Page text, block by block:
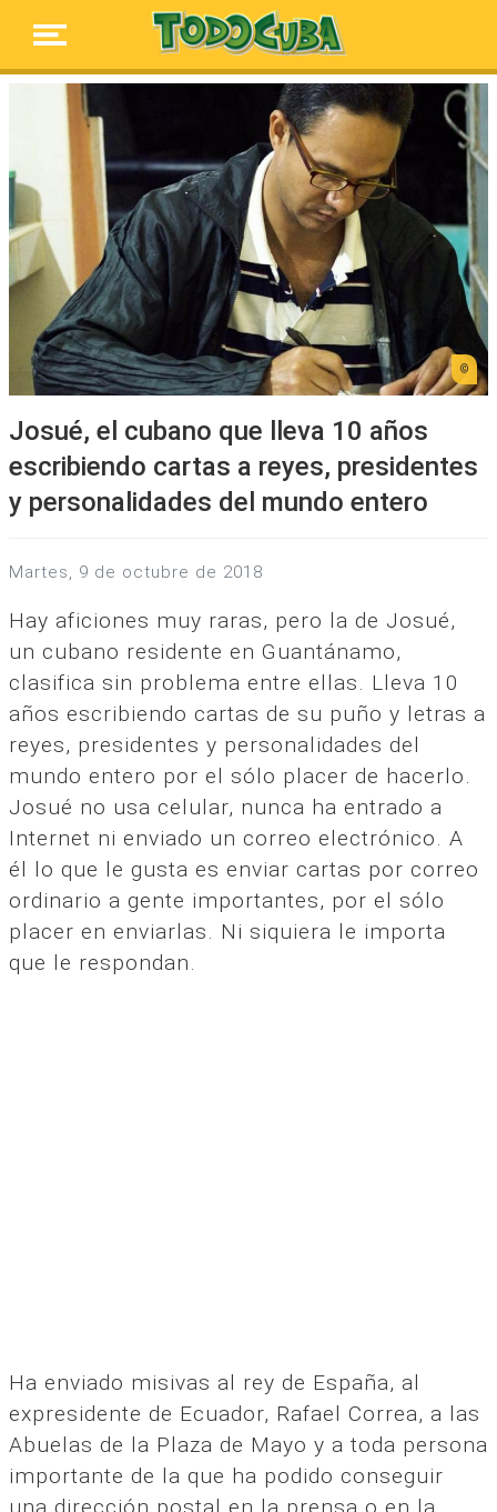
Josué, el cubano que lleva 10 años
escribiendo cartas a reyes, presidentes
y personalidades del mundo entero
martes, 9 de octubre de 2018
Hay aficiones muy raras, pero la de Josué,
un cubano residente en Guantánamo,
clasifica sin problema entre ellas. Lleva 10
años escribiendo cartas de su puño y letras a
reyes, presidentes y personalidades del
mundo entero por el sólo placer de hacerlo.
Josué no usa celular, nunca ha entrado a
Internet ni enviado un correo electrónico. A
él lo que le gusta es enviar cartas por correo
ordinario a gente importantes, por el sólo
placer en enviarlas. Ni siquiera le importa
que le respondan.
Ha enviado misivas al rey de España, al
expresidente de Ecuador, Rafael Correa, a las
Abuelas de la Plaza de Mayo y a toda persona
importante de la que ha podido conseguir
una dirección postal en la prensa o en la